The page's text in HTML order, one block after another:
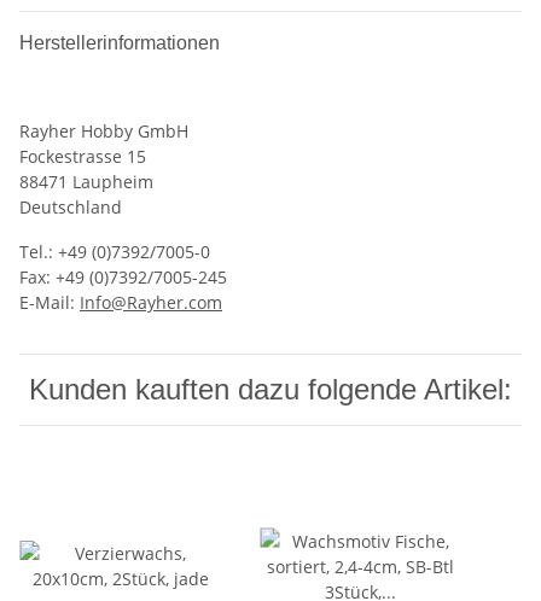
Herstellerinformationen
Rayher Hobby GmbH
Fockestrasse 15
88471 Laupheim
Deutschland
Tel.: +49 (0)7392/7005-0
Fax: +49 (0)7392/7005-245
E-Mail: Info@Rayher.com
Kunden kauften dazu folgende Artikel: